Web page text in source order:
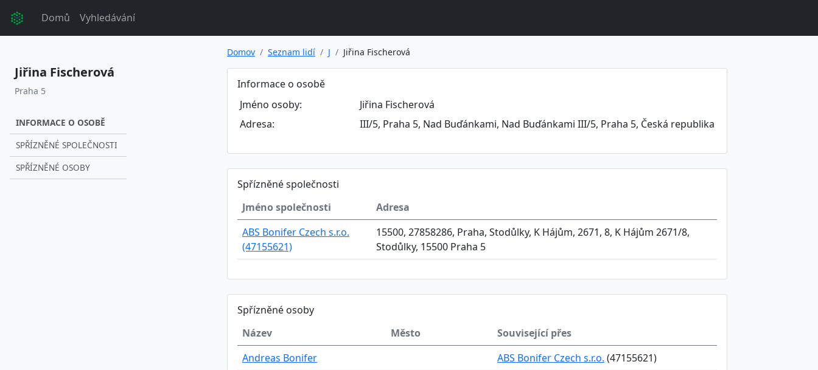
Domů Vyhledávání
Jiřina Fischerová
Praha 5
INFORMACE O OSOBĚ
SPŘÍZNĚNÉ SPOLEČNOSTI
SPŘÍZNĚNÉ OSOBY
Domov Seznam lidí J Jiřina Fischerová
Informace o osobě
Jméno osoby:
Jiřina Fischerová
Adresa:
III/5, Praha 5, Nad Buďánkami, Nad Buďánkami III/5, Praha 5, Česká republika
Spřízněné společnosti
Jméno společnosti
Adresa
ABS Bonifer Czech s.r.o.
(47155621)
15500, 27858286, Praha, Stodůlky, K Hájům, 2671, 8, K Hájům 2671/8,
Stodůlky, 15500 Praha 5
Spřízněné osoby
Název
Město
Související přes
Andreas Bonifer
ABS Bonifer Czech s.r.o. (47155621)